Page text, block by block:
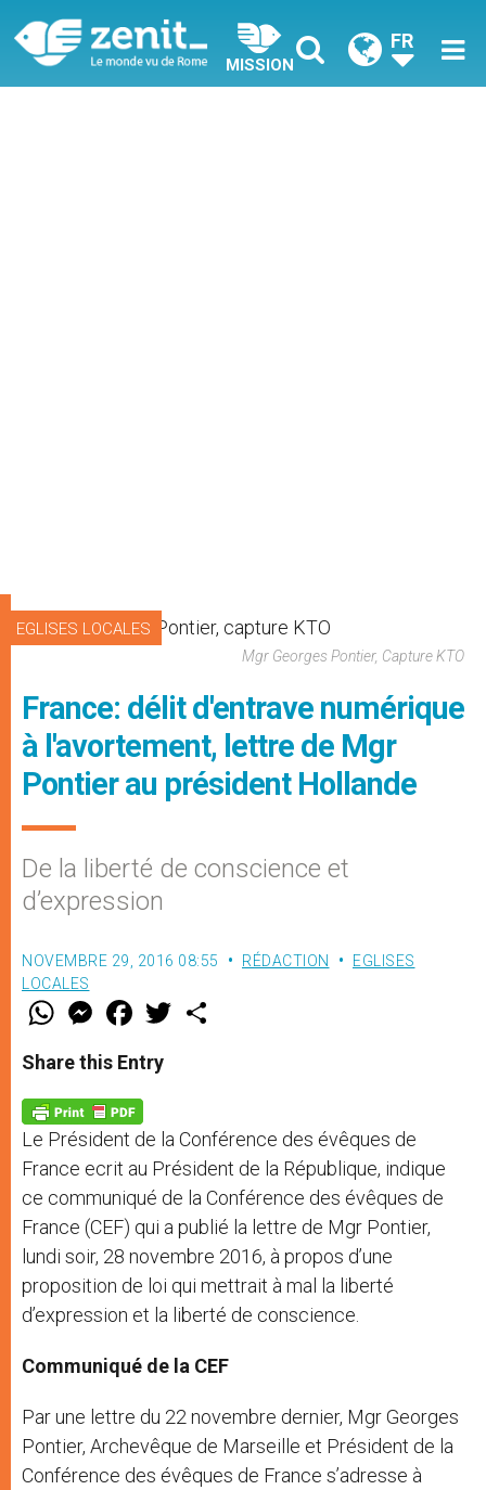
MISSION
FR
EGLISES LOCALES
Mgr Georges Pontier, Capture KTO
France: délit d'entrave numérique
à l'avortement, lettre de Mgr
Pontier au président Hollande
De la liberté de conscience et
d’expression
NOVEMBRE 29, 2016 08:55 RÉDACTION
EGLISES
LOCALES
W
t
s
p
p
M
e
s
e
g
e
r
F
a
e
b
o
k
w
Share this Entry
Le Président de la Conférence des évêques de
France ecrit au Président de la République, indique
ce communiqué de la Conférence des évêques de
France (CEF) qui a publié la lettre de Mgr Pontier,
lundi soir, 28 novembre 2016, à propos d’une
proposition de loi qui mettrait à mal la liberté
d’expression et la liberté de conscience.
Communiqué de la CEF
Par une lettre du 22 novembre dernier, Mgr Georges
Pontier, Archevêque de Marseille et Président de la
Conférence des évêques de France s’adresse à